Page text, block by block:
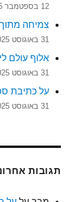
12 בספטמבר 2025
צמיחה
31 באוגוסט 2025
אלוף עולם
31 באוגוסט 2025
על כתיבת
31 באוגוסט 2025
תגובות